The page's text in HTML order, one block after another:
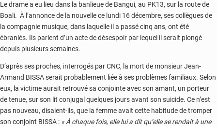
Le drame a eu lieu dans la banlieue de Bangui, au PK13, sur la route de
Boali. À l’annonce de la nouvelle ce lundi 16 décembre, ses collègues de
la compagnie musique, dans laquelle il a passé cinq ans, ont été
ébranlés. Ils parlent d’un acte de désespoir par lequel il serait plongé
depuis plusieurs semaines.
D’après ses proches, interrogés par CNC, la mort de monsieur Jean-
Armand BISSA serait probablement liée à ses problèmes familiaux. Selon
eux, la victime aurait retrouvé sa conjointe avec son amant, un porteur
de tenue, sur son lit conjugal quelques jours avant son suicide. Ce n’est
pas nouveau, disaient-ils, que la femme avait cette habitude de tromper
son conjoint BISSA : « À chaque fois, elle lui a dit qu’elle se rendait à une